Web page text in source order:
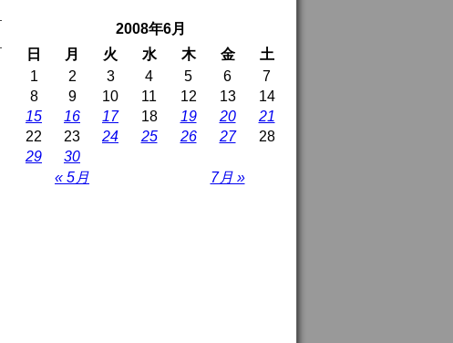
2008年6月
日
月 火 水 木 金 土
« 5月 7月 »
1 2 3 4 5 6
7
8
9 10 11 12 13
14
15
16 17 18 19 20
21
22
23 24 25 26 27
28
29
30